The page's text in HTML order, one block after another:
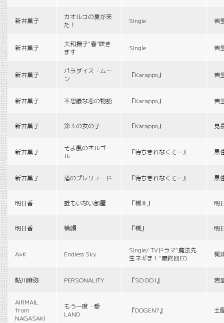
新井薫子
カオルコの夏が来
た！
Single 岩
新井薫子
大和撫子“春”咲き
ます
Single 岩
新井薫子
パラダイス・ムー
ン
『Karappo』 岩
新井薫子 不思議な恋の物語 『Karappo』 岩
新井薫子 第３の女の子 『Karappo』 見
新井薫子
そよ風のオルゴー
ル
『待ちきれなくて…』 黒
新井薫子 渚のプレリュード 『待ちきれなくて…』 黒
明日香 誰もいない部屋 『橋Ⅱ』 明
明日香 横顔 『橋』 明
A×K Endless Sky
Single/ TVドラマ“魔法先
生ネギま！”最終回ED
梶
鮎川麻弥 PERSONALITY 『SO DO I』 岩
AIRMAIL
from
NAGASAKI
もう一度・愛
LAND
『DOGEN?』 土